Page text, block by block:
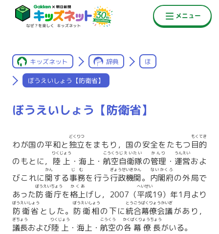
キッズネット 辞典 ほ
ぼうえいしょう【防衛省】
ぼうえいしょう【防衛省】
わが国の平和と独立
どくりつ
をまもり，国の安全をたもつ 目的
もくてき
のもとに， 陸上
りくじょう
・海上・ 航空
こうくう
自衛隊
じえいたい
の管理
かんり
・ 運営
うんえい
およ
びこれに関
かん
する事務
じむ
を行う行政機関
ぎょうせいきかん
。 内閣府
ないかくふ
の外局で
あった防衛庁
ぼうえいちょう
を格上
かくあ
げし，2007（平成
へいせい
19）年1月より
防衛省
ぼうえいしょう
とした。 防衛相
ぼうえいしょう
の下に統合幕僚会議
とうごうばくりょうかいぎ
があり，
議長
ぎちょう
および陸上
りくじょう
・海上・ 航空
こうくう
の各幕僚長
かくばくりょうちょう
がいる。